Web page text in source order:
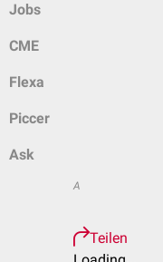
Jobs
CME
Flexa
Piccer
Ask
A
Teilen